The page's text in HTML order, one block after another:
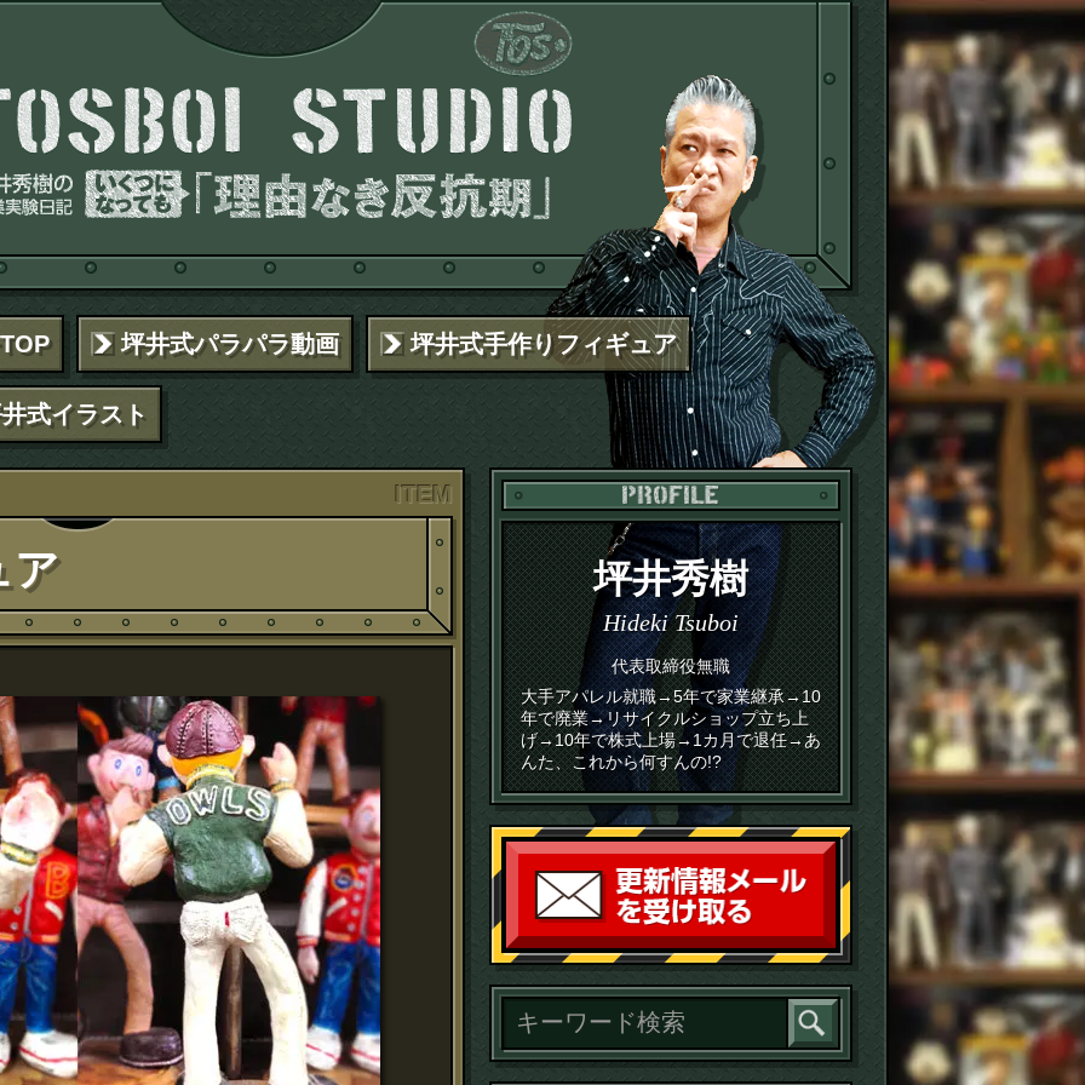
TOSBOI
坪井式パラパラ動画 坪井式手作りフィギュア
式イラスト
ア
PROFILE
坪井秀樹
Hideki Tsuboi
代表取締役無職
大手アパレル就職→5年で家業継承→10
年で廃業→リサイクルショップ立ち上
げ→10年で株式上場→1カ月で退任→あ
んた、これから何すんの!?
読者登録